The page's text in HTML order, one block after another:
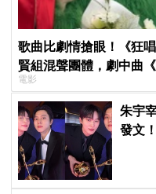
歌曲比劇情搶眼！《狂
賢組混聲團體，劇中曲
電影
朱宇
發文